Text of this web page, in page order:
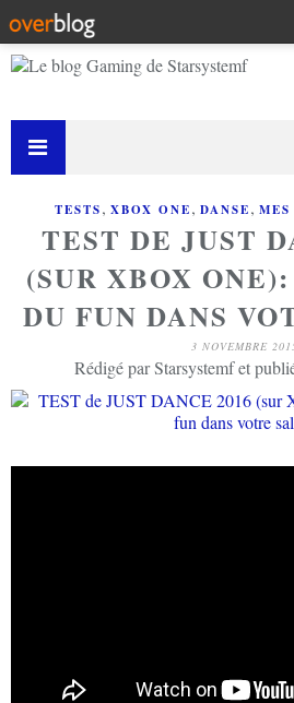
TESTS, XBOX ONE, DANSE,
TEST DE JUST
(SUR XBOX
DU FUN DANS
3 NOVEMBRE
Rédigé par Starsystemf et